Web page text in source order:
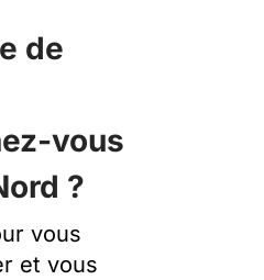
de
vous
?
vous
et vous